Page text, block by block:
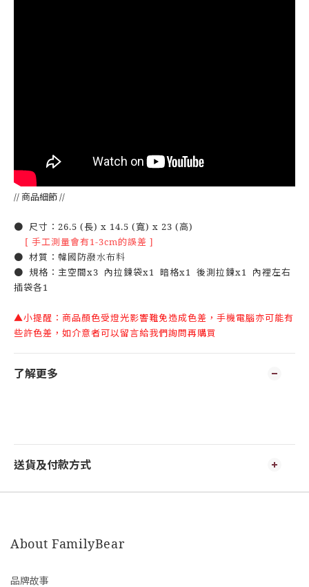
// 商品細節 //
● 尺寸：26.5 (長) x 14.5 (寬) x 23 (高)
[ 手工測量會有1-3cm的誤差 ]
● 材質： 韓國防潑水布料
● 規格：主空間x3 內拉鍊袋x1 暗格x1 後測拉鍊x1 內裡左右
插袋各1
▲小提醒：商品顏色受燈光影響難免造成色差，手機電腦亦可能有
些許色差，如介意者可以留言給我們詢問再購買
了解更多
送貨及付款方式
About FamilyBear
品牌故事